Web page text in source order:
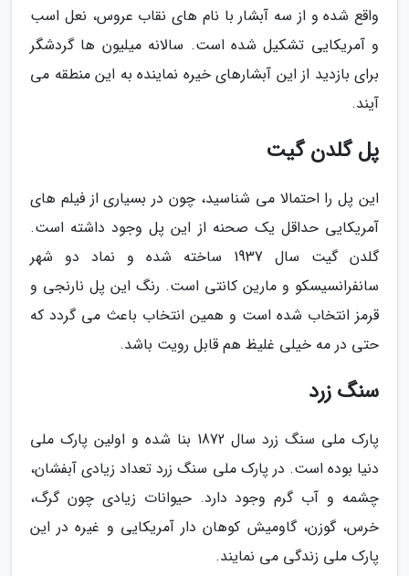
واقع شده و از سه آبشار با نام های نقاب عروس، نعل اسب
و آمریکایی تشکیل شده است. سالانه میلیون ها گردشگر
برای بازدید از این آبشارهای خیره نماینده به این منطقه می
آیند.
پل گلدن گیت
این پل را احتمالا می شناسید، چون در بسیاری از فیلم های
آمریکایی حداقل یک صحنه از این پل وجود داشته است.
گلدن گیت سال 1937 ساخته شده و نماد دو شهر
سانفرانسیسکو و مارین کانتی است. رنگ این پل نارنجی و
قرمز انتخاب شده است و همین انتخاب باعث می گردد که
حتی در مه خیلی غلیظ هم قابل رویت باشد.
سنگ زرد
پارک ملی سنگ زرد سال 1872 بنا شده و اولین پارک ملی
دنیا بوده است. در پارک ملی سنگ زرد تعداد زیادی آبفشان،
چشمه و آب گرم وجود دارد. حیوانات زیادی چون گرگ،
خرس، گوزن، گاومیش کوهان دار آمریکایی و غیره در این
پارک ملی زندگی می نمایند.